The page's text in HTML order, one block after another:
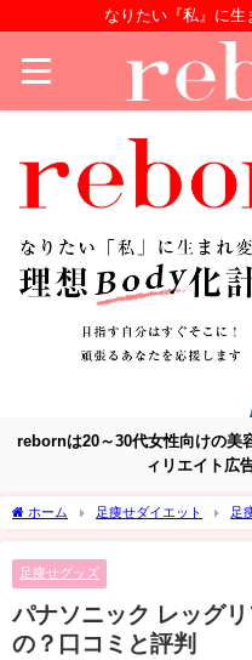
なりたい『私』に生
rebornは20～30代女性向けの
ィリエイト広
ホーム 足痩せダイエット 足
足痩せグッズ
パナソニック レッグ
の？口コミと評判